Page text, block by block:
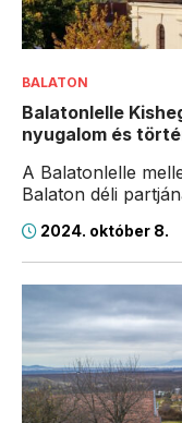
BALATON
Balatonlelle
nyugalom és
A Balatonlelle
Balaton déli
2024. október 8.